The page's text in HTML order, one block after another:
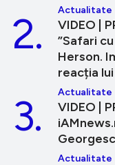
Actualitate
VIDEO |
”Safari
Herson.
reacția
Actualitate
2.
VIDEO |
Actualitate
3.